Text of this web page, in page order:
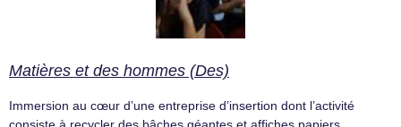
Matières et des hommes (Des)
Immersion au cœur d’une entreprise d’insertion dont l’activité